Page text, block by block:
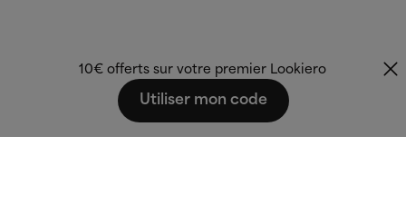
10€ offerts sur votre premier Lookiero
Utiliser mon code